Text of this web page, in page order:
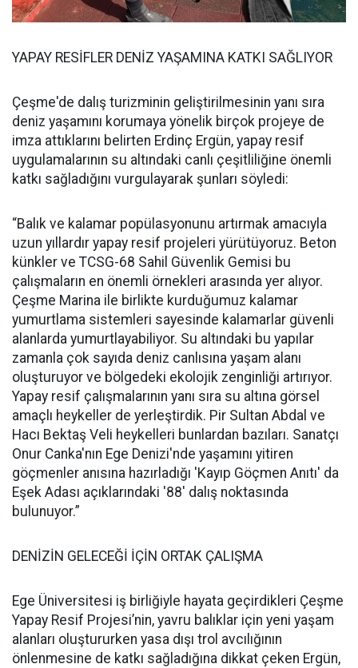
YAPAY RESİFLER DENİZ YAŞAMINA KATKI SAĞLIYOR
Çeşme'de dalış turizminin geliştirilmesinin yanı sıra
deniz yaşamını korumaya yönelik birçok projeye de
imza attıklarını belirten Erdinç Ergün, yapay resif
uygulamalarının su altındaki canlı çeşitliliğine önemli
katkı sağladığını vurgulayarak şunları söyledi:
“Balık ve kalamar popülasyonunu artırmak amacıyla
uzun yıllardır yapay resif projeleri yürütüyoruz. Beton
künkler ve TCSG-68 Sahil Güvenlik Gemisi bu
çalışmaların en önemli örnekleri arasında yer alıyor.
Çeşme Marina ile birlikte kurduğumuz kalamar
yumurtlama sistemleri sayesinde kalamarlar güvenli
alanlarda yumurtlayabiliyor. Su altındaki bu yapılar
zamanla çok sayıda deniz canlısına yaşam alanı
oluşturuyor ve bölgedeki ekolojik zenginliği artırıyor.
Yapay resif çalışmalarının yanı sıra su altına görsel
amaçlı heykeller de yerleştirdik. Pir Sultan Abdal ve
Hacı Bektaş Veli heykelleri bunlardan bazıları. Sanatçı
Onur Canka'nın Ege Denizi'nde yaşamını yitiren
göçmenler anısına hazırladığı 'Kayıp Göçmen Anıtı' da
Eşek Adası açıklarındaki '88' dalış noktasında
bulunuyor.”
DENİZİN GELECEĞİ İÇİN ORTAK ÇALIŞMA
Ege Üniversitesi iş birliğiyle hayata geçirdikleri Çeşme
Yapay Resif Projesi’nin, yavru balıklar için yeni yaşam
alanları oluştururken yasa dışı trol avcılığının
önlenmesine de katkı sağladığına dikkat çeken Ergün,